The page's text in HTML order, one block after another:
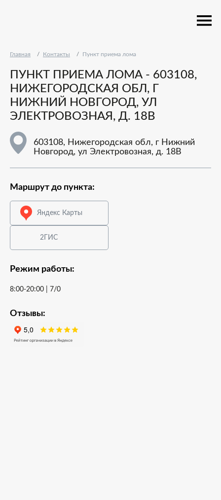
Главная Контакты Пункт приема лома
ПУНКТ ПРИЕМА ЛОМА - 603108,
НИЖЕГОРОДСКАЯ ОБЛ, Г
НИЖНИЙ НОВГОРОД, УЛ
ЭЛЕКТРОВОЗНАЯ, Д. 18В
603108, Нижегородская обл, г Нижний
Новгород, ул Электровозная, д. 18В
Маршрут до пункта:
Яндекс Карты
2ГИС
Режим работы:
8:00-20:00 | 7/0
Отзывы: